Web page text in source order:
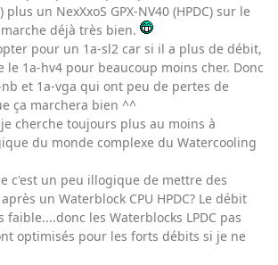
plus un NexXxoS GPX-NV40 (HPDC) sur le
déjà très bien.
pour un 1a-sl2 car si il a plus de débit,
1a-hv4 pour beaucoup moins cher. Donc
nb et 1a-vga qui ont peu de pertes de
ça marchera bien ^^
cherche toujours plus au moins à
du monde complexe du Watercooling
c'est un peu illogique de mettre des
un Waterblock CPU HPDC? Le débit
les Waterblocks LPDC pas
optimisés pour les forts débits si je ne